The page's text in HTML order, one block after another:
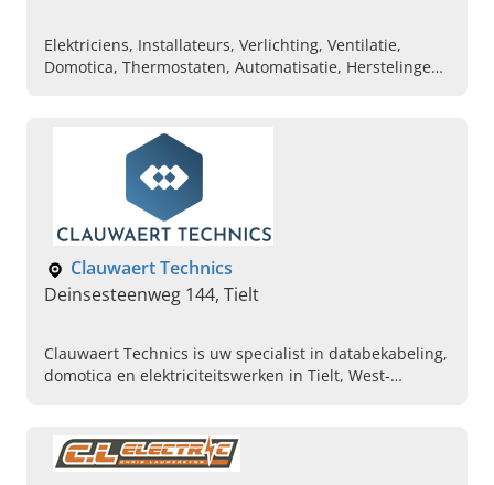
Elektriciens, Installateurs, Verlichting, Ventilatie,
Domotica, Thermostaten, Automatisatie, Herstelingen
Clauwaert Technics
Deinsesteenweg 144, Tielt
Clauwaert Technics is uw specialist in databekabeling,
domotica en elektriciteitswerken in Tielt, West-